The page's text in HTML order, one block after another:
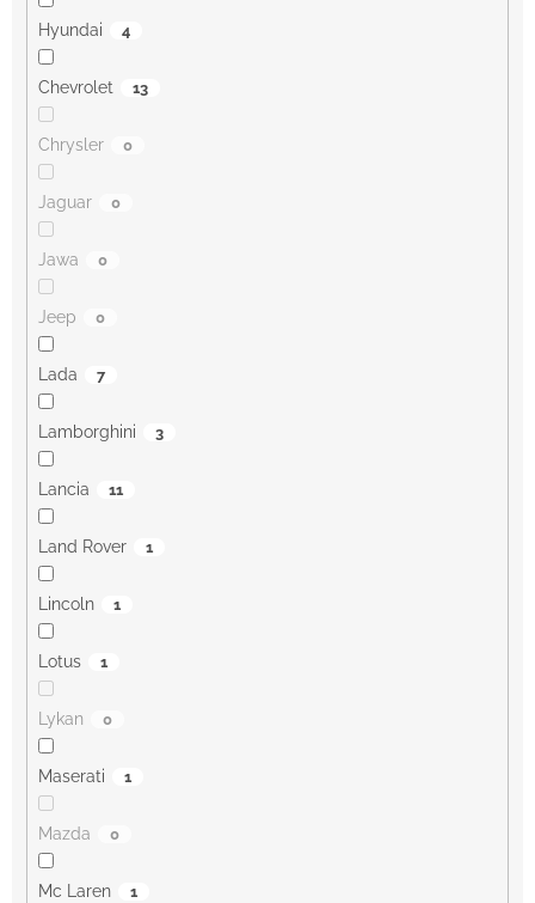
Hyundai 4
Chevrolet 13
Chrysler 0
Jaguar 0
Jawa 0
Jeep 0
Lada 7
Lamborghini 3
Lancia 11
Land Rover 1
Lincoln 1
Lotus 1
Lykan 0
Maserati 1
Mazda 0
Mc Laren 1